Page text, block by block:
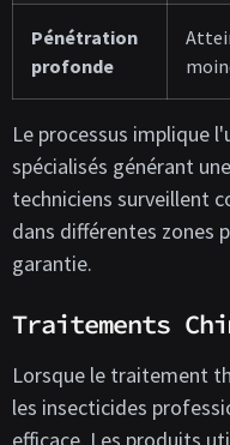
Pénétration
profonde
Le processus implique
spécialisés générant
techniciens surveillent
dans différentes zones
garantie.
Traitements
Lorsque le traitement
les insecticides